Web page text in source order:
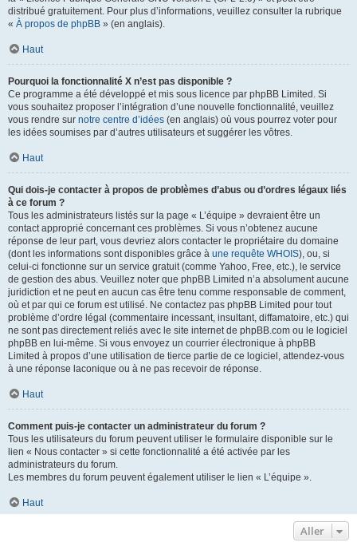
distribué gratuitement. Pour plus d’informations, veuillez consulter la rubrique
« À propos de phpBB » (en anglais).
Haut
Pourquoi la fonctionnalité X n’est pas disponible ?
Ce programme a été développé et mis sous licence par phpBB Limited. Si
vous souhaitez proposer l’intégration d’une nouvelle fonctionnalité, veuillez
vous rendre sur notre centre d’idées (en anglais) où vous pourrez voter pour
les idées soumises par d’autres utilisateurs et suggérer les vôtres.
Haut
Qui dois-je contacter à propos de problèmes d’abus ou d’ordres légaux liés
à ce forum ?
Tous les administrateurs listés sur la page « L’équipe » devraient être un
contact approprié concernant ces problèmes. Si vous n’obtenez aucune
réponse de leur part, vous devriez alors contacter le propriétaire du domaine
(dont les informations sont disponibles grâce à une requête WHOIS), ou, si
celui-ci fonctionne sur un service gratuit (comme Yahoo, Free, etc.), le service
de gestion des abus. Veuillez noter que phpBB Limited n’a absolument aucune
juridiction et ne peut en aucun cas être tenu comme responsable de comment,
où et par qui ce forum est utilisé. Ne contactez pas phpBB Limited pour tout
problème d’ordre légal (commentaire incessant, insultant, diffamatoire, etc.) qui
ne sont pas directement reliés avec le site internet de phpBB.com ou le logiciel
phpBB en lui-même. Si vous envoyez un courrier électronique à phpBB
Limited à propos d’une utilisation de tierce partie de ce logiciel, attendez-vous
à une réponse laconique ou à ne pas recevoir de réponse.
Haut
Comment puis-je contacter un administrateur du forum ?
Tous les utilisateurs du forum peuvent utiliser le formulaire disponible sur le
lien « Nous contacter » si cette fonctionnalité a été activée par les
administrateurs du forum.
Les membres du forum peuvent également utiliser le lien « L’équipe ».
Haut
Aller